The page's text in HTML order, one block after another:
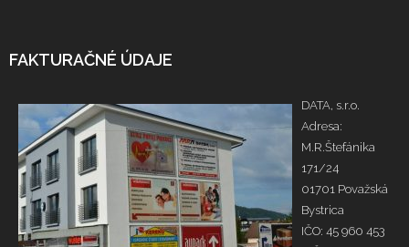
FAKTURAČNÉ ÚDAJE
DATA, s.r.o.
Adresa:
M.R.Štefánika
171/24
01701 Považská
Bystrica
IČO: 45 960 453